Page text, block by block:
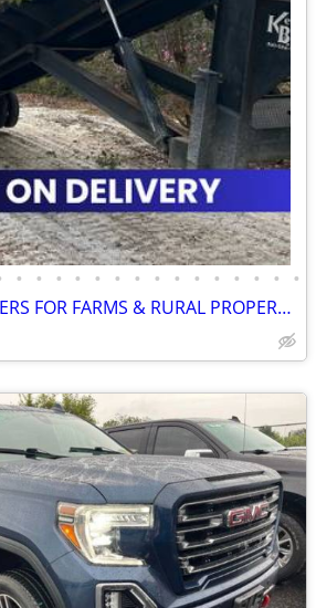
• • • • • • • • • • • • • • •
SHIPPING CONTAINERS FOR FARMS & RURAL PROPERTIES 515-709-4316